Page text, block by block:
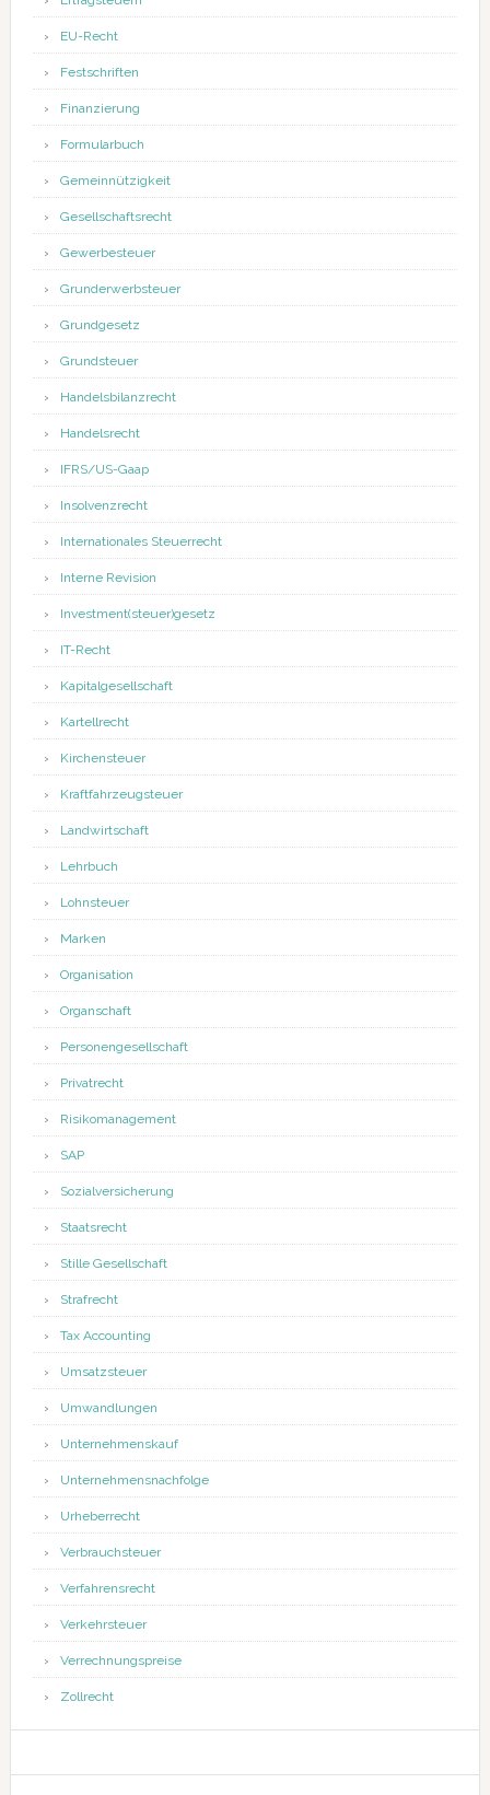
EU-Recht
Festschriften
Finanzierung
Formularbuch
Gemeinnützigkeit
Gesellschaftsrecht
Gewerbesteuer
Grunderwerbsteuer
Grundgesetz
Grundsteuer
Handelsbilanzrecht
Handelsrecht
IFRS/US-Gaap
Insolvenzrecht
Internationales Steuerrecht
Interne Revision
Investment(steuer)gesetz
IT-Recht
Kapitalgesellschaft
Kartellrecht
Kirchensteuer
Kraftfahrzeugsteuer
Landwirtschaft
Lehrbuch
Lohnsteuer
Marken
Organisation
Organschaft
Personengesellschaft
Privatrecht
Risikomanagement
SAP
Sozialversicherung
Staatsrecht
Stille Gesellschaft
Strafrecht
Tax Accounting
Umsatzsteuer
Umwandlungen
Unternehmenskauf
Unternehmensnachfolge
Urheberrecht
Verbrauchsteuer
Verfahrensrecht
Verkehrsteuer
Verrechnungspreise
Zollrecht